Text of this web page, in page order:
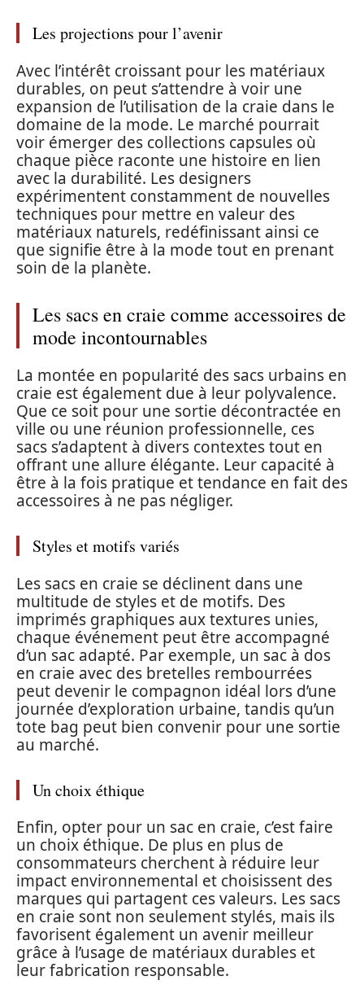
Les projections pour l’avenir
Avec l’intérêt croissant pour les matériaux
durables, on peut s’attendre à voir une
expansion de l’utilisation de la craie dans le
domaine de la mode. Le marché pourrait
voir émerger des collections capsules où
chaque pièce raconte une histoire en lien
avec la durabilité. Les designers
expérimentent constamment de nouvelles
techniques pour mettre en valeur des
matériaux naturels, redéfinissant ainsi ce
que signifie être à la mode tout en prenant
soin de la planète.
Les sacs en craie comme accessoires de
mode incontournables
La montée en popularité des sacs urbains en
craie est également due à leur polyvalence.
Que ce soit pour une sortie décontractée en
ville ou une réunion professionnelle, ces
sacs s’adaptent à divers contextes tout en
offrant une allure élégante. Leur capacité à
être à la fois pratique et tendance en fait des
accessoires à ne pas négliger.
Styles et motifs variés
Les sacs en craie se déclinent dans une
multitude de styles et de motifs. Des
imprimés graphiques aux textures unies,
chaque événement peut être accompagné
d’un sac adapté. Par exemple, un sac à dos
en craie avec des bretelles rembourrées
peut devenir le compagnon idéal lors d’une
journée d’exploration urbaine, tandis qu’un
tote bag peut bien convenir pour une sortie
au marché.
Un choix éthique
Enfin, opter pour un sac en craie, c’est faire
un choix éthique. De plus en plus de
consommateurs cherchent à réduire leur
impact environnemental et choisissent des
marques qui partagent ces valeurs. Les sacs
en craie sont non seulement stylés, mais ils
favorisent également un avenir meilleur
grâce à l’usage de matériaux durables et
leur fabrication responsable.